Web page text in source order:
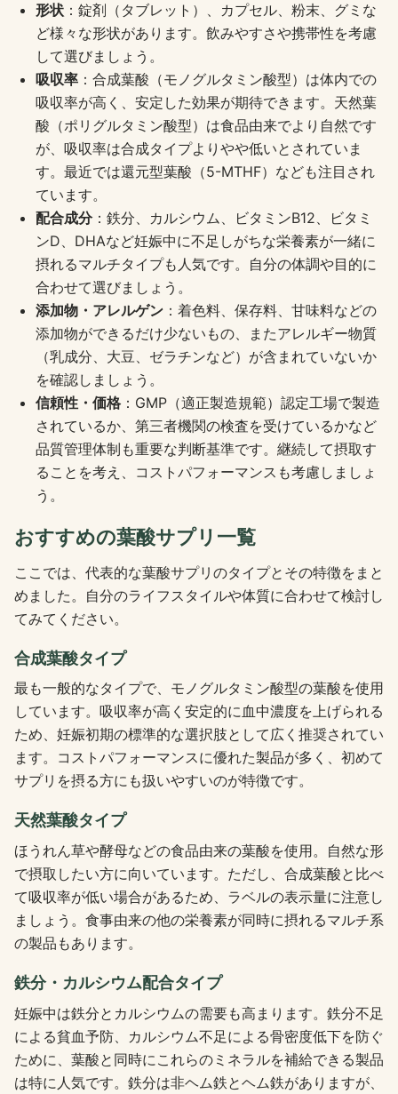
形状 ：錠剤（タブレット）、カプセル、粉末、グミな
ど様々な形状があります。飲みやすさや携帯性を考慮
して選びましょう。
吸収率 ：合成葉酸（モノグルタミン酸型）は体内での
吸収率が高く、安定した効果が期待できます。天然葉
酸（ポリグルタミン酸型）は食品由来でより自然です
が、吸収率は合成タイプよりやや低いとされていま
す。最近では還元型葉酸（5-MTHF）なども注目され
ています。
配合成分：鉄分、カルシウム、ビタミンB12、ビタミ
ンD、DHAなど妊娠中に不足しがちな栄養素が一緒に
摂れるマルチタイプも人気です。自分の体調や目的に
合わせて選びましょう。
添加物・アレルゲン ：着色料、保存料、甘味料などの
添加物ができるだけ少ないもの、またアレルギー物質
（乳成分、大豆、ゼラチンなど）が含まれていないか
を確認しましょう。
信頼性・価格 ：GMP（適正製造規範）認定工場で製造
されているか、第三者機関の検査を受けているかなど
品質管理体制も重要な判断基準です。継続して摂取す
ることを考え、コストパフォーマンスも考慮しましょ
う。
おすすめの葉酸サプリ一覧
ここでは、代表的な葉酸サプリのタイプとその特徴をまと
めました。自分のライフスタイルや体質に合わせて検討し
てみてください。
合成葉酸タイプ
最も一般的なタイプで、モノグルタミン酸型の葉酸を使用
しています。吸収率が高く安定的に血中濃度を上げられる
ため、妊娠初期の標準的な選択肢として広く推奨されてい
ます。コストパフォーマンスに優れた製品が多く、初めて
サプリを摂る方にも扱いやすいのが特徴です。
天然葉酸タイプ
ほうれん草や酵母などの食品由来の葉酸を使用。自然な形
で摂取したい方に向いています。ただし、合成葉酸と比べ
て吸収率が低い場合があるため、ラベルの表示量に注意し
ましょう。食事由来の他の栄養素が同時に摂れるマルチ系
の製品もあります。
鉄分・カルシウム配合タイプ
妊娠中は鉄分とカルシウムの需要も高まります。鉄分不足
による貧血予防、カルシウム不足による骨密度低下を防ぐ
ために、葉酸と同時にこれらのミネラルを補給できる製品
は特に人気です。鉄分は非ヘム鉄とヘム鉄がありますが、